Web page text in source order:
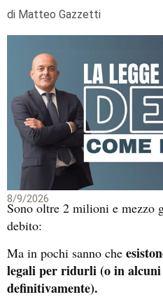
di Matteo Gazzetti
8/9/2026
Sono oltre 2 milioni e mezzo
debito:
Ma in pochi sanno che
legali per ridurli (o in
definitivamente).